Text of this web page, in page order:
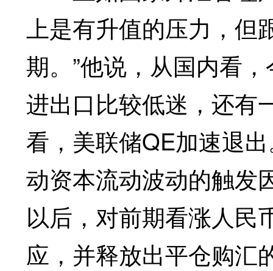
上是有升值的压力，但
期。”他说，从国内看
进出口比较低迷，还有
看，美联储QE加速退
动资本流动波动的触发
以后，对前期看涨人民
应，并释放出平仓购汇